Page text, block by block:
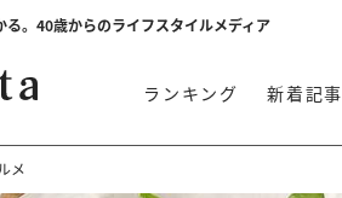
る。40歳からのライフスタイルメディア
ランキング 新着記事
メ